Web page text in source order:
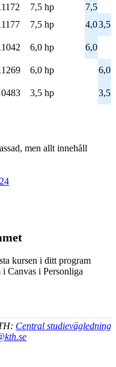
7,5 hp
7,5
7,5 hp 4,03,5
6,0 hp
6,0
6,0 hp
6,0
3,5 hp 3,5
men allt inne­håll
kursen i ditt program
Canvas i Personliga
Central studievägledning